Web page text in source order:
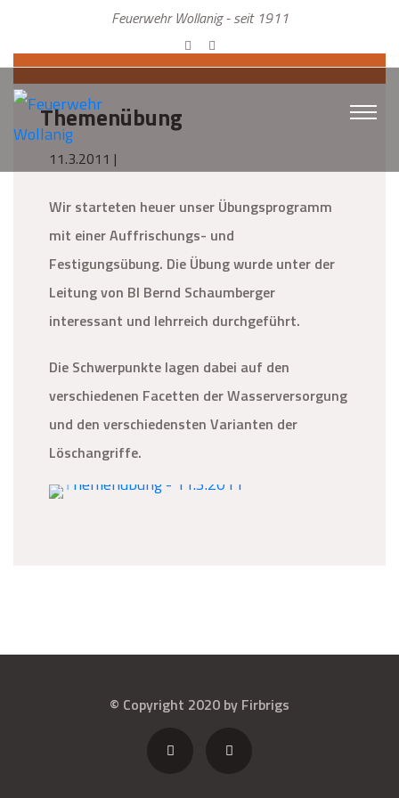
Feuerwehr Wollanig - seit 1911
Themenübung
11.3.2011 |
Wir starteten heuer unser Übungsprogramm
mit einer Auffrischungs- und
Festigungsübung. Die Übung wurde unter der
Leitung von BI Bernd Schaumberger
interessant und lehrreich durchgeführt.
Die Schwerpunkte lagen dabei auf den
verschiedenen Facetten der Wasserversorgung
und den verschiedensten Varianten der
Löschangriffe.
© Copyright 2020 by Firbrigs